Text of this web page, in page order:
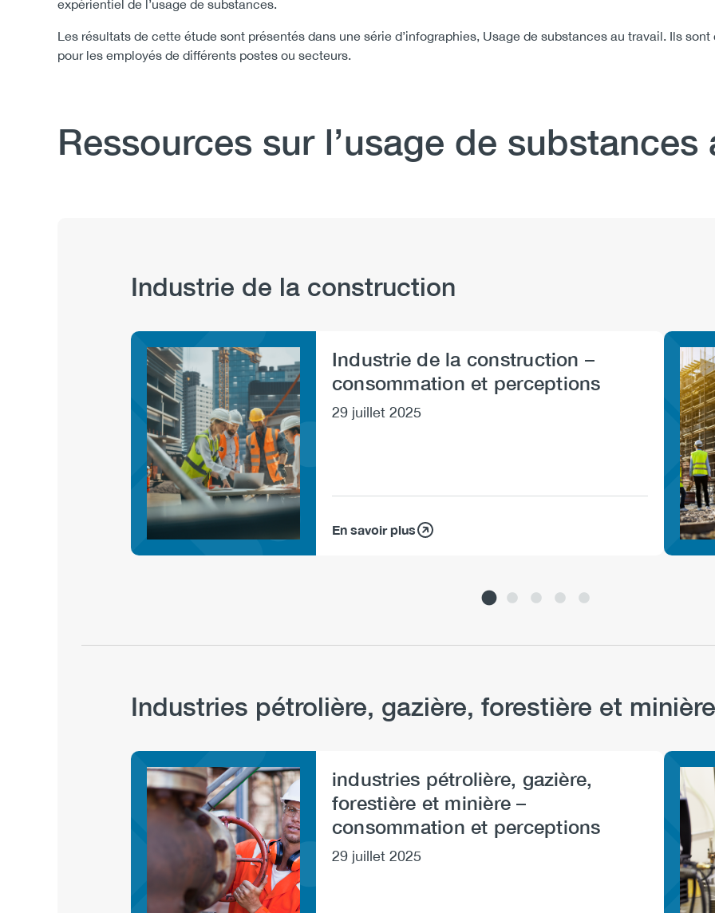
expérientiel de l’usage de substances.
Les résultats de cette étude sont présentés dans une série d’infographies, Usage de substances au travail. Ils
pour les employés de différents postes ou secteurs.
Body
Ressources sur l’usage de substances
PublicationIndustrie de la construction
Image
Industrie de la construction –
consommation et perceptions
29 juillet 2025
En savoir plus
Industries pétrolière, gazière, forestière et minière
Image
industries pétrolière, gazière,
forestière et minière –
consommation et perceptions
29 juillet 2025